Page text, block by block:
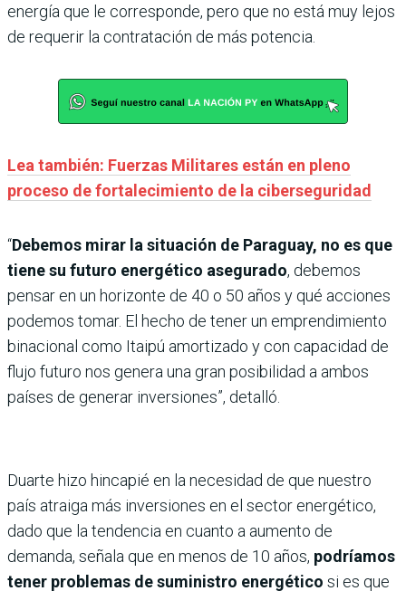
energía que le corresponde, pero que no está muy lejos
de requerir la contratación de más potencia.
Lea también: Fuerzas Militares están en pleno
proceso de fortalecimiento de la ciberseguridad
“Debemos mirar la situación de Paraguay, no es que
tiene su futuro energético asegurado, debemos
pensar en un horizonte de 40 o 50 años y qué acciones
podemos tomar. El hecho de tener un emprendimiento
binacional como Itaipú amortizado y con capacidad de
flujo futuro nos genera una gran posibilidad a ambos
países de generar inversiones”, detalló.
Duarte hizo hincapié en la necesidad de que nuestro
país atraiga más inversiones en el sector energético,
dado que la tendencia en cuanto a aumento de
demanda, señala que en menos de 10 años, podríamos
tener problemas de suministro energético si es que